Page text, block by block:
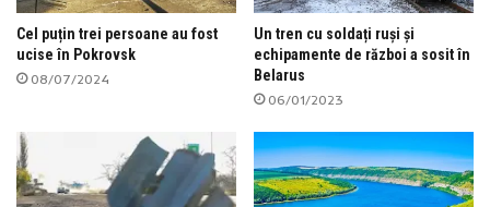
Cel puțin trei persoane au fost
ucise în Pokrovsk
08/07/2024
Un tren cu soldați ruși și
echipamente de război a sosit în
Belarus
06/01/2023